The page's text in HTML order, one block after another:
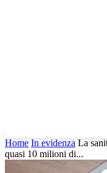
Home In evidenza La
quasi 10 milioni di...